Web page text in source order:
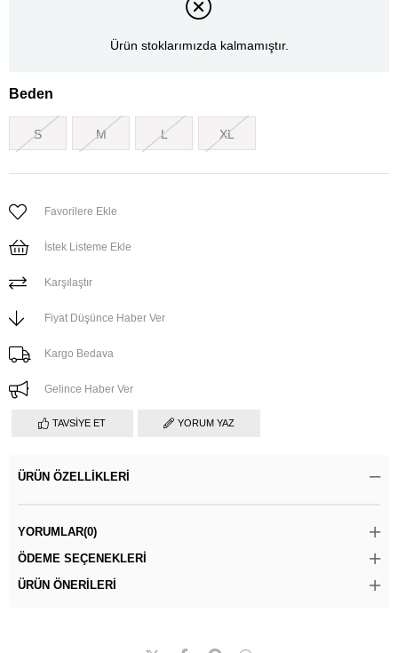
Ürün stoklarımızda kalmamıştır.
Beden
S M L XL
Favorilere Ekle
İstek Listeme Ekle
Karşılaştır
Fiyat Düşünce Haber Ver
Kargo Bedava
Gelince Haber Ver
TAVSIYE ET YORUM YAZ
ÜRÜN ÖZELLIKLERI
YORUMLAR(0)
ÖDEME SEÇENEKLERI
ÜRÜN ÖNERILERI